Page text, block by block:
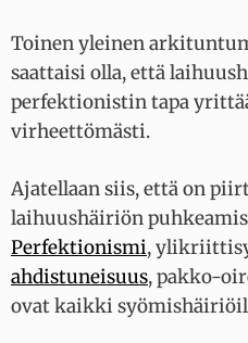
Toinen yleinen
saattaisi olla, että
perfektionistin tapa
virheettömästi.
Ajatellaan siis, että on
laihuushäiriön
Perfektionismi,
ahdistuneisuus, pakko-
ovat kaikki